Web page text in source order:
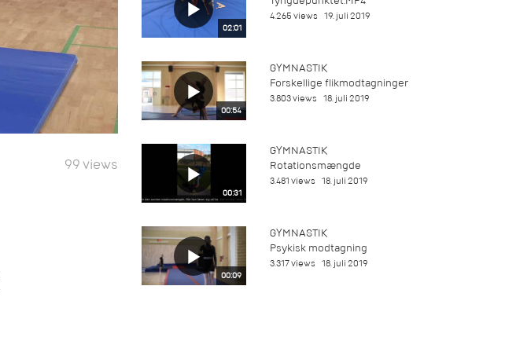
99 views
02:01
4.265 views 19. juli 2019
00:54
GYMNASTIK
Forskellige flikmodtagninger
3.803 views 18. juli 2019
00:31
GYMNASTIK
Rotationsmængde
3.481 views 18. juli 2019
00:09
GYMNASTIK
Psykisk modtagning
3.317 views 18. juli 2019